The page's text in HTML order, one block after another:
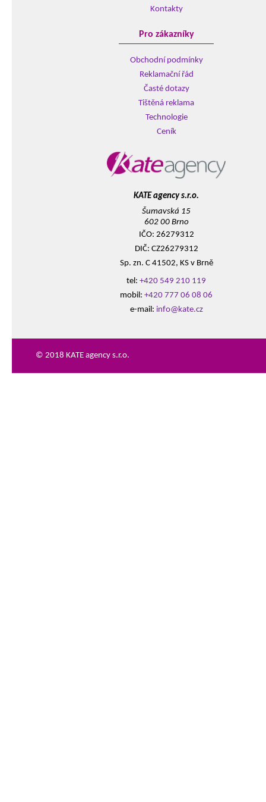
Kontakty
Pro zákazníky
Obchodní podmínky
Reklamační řád
Časté dotazy
Tištěná reklama
Technologie
Ceník
KATE agency s.r.o.
Šumavská 15
602 00 Brno
IČO: 26279312
DIČ: CZ26279312
Sp. zn. C 41502, KS v Brně
tel: +420 549 210 119
mobil: +420 777 06 08 06
e-mail: info@kate.cz
© 2018 KATE agency s.r.o.